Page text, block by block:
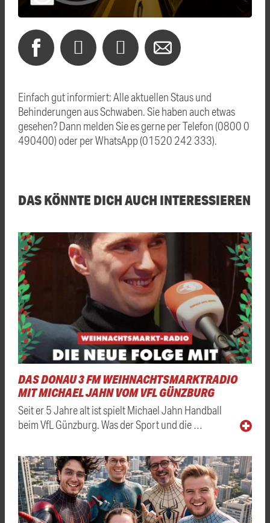
Einfach gut informiert: Alle aktuellen Staus und
Behinderungen aus Schwaben. Sie haben auch etwas
gesehen? Dann melden Sie es gerne per Telefon (0800 0
490400) oder per WhatsApp (01520 242 333).
DAS KÖNNTE DICH AUCH INTERESSIEREN
DAS DONAU 3 FM WEIHNACHTSMARKTRADIO
MIT MICHAEL JAHN VOM VFL GÜNZBURG
Seit er 5 Jahre alt ist spielt Michael Jahn Handball
beim VfL Günzburg. Was der Sport und die …